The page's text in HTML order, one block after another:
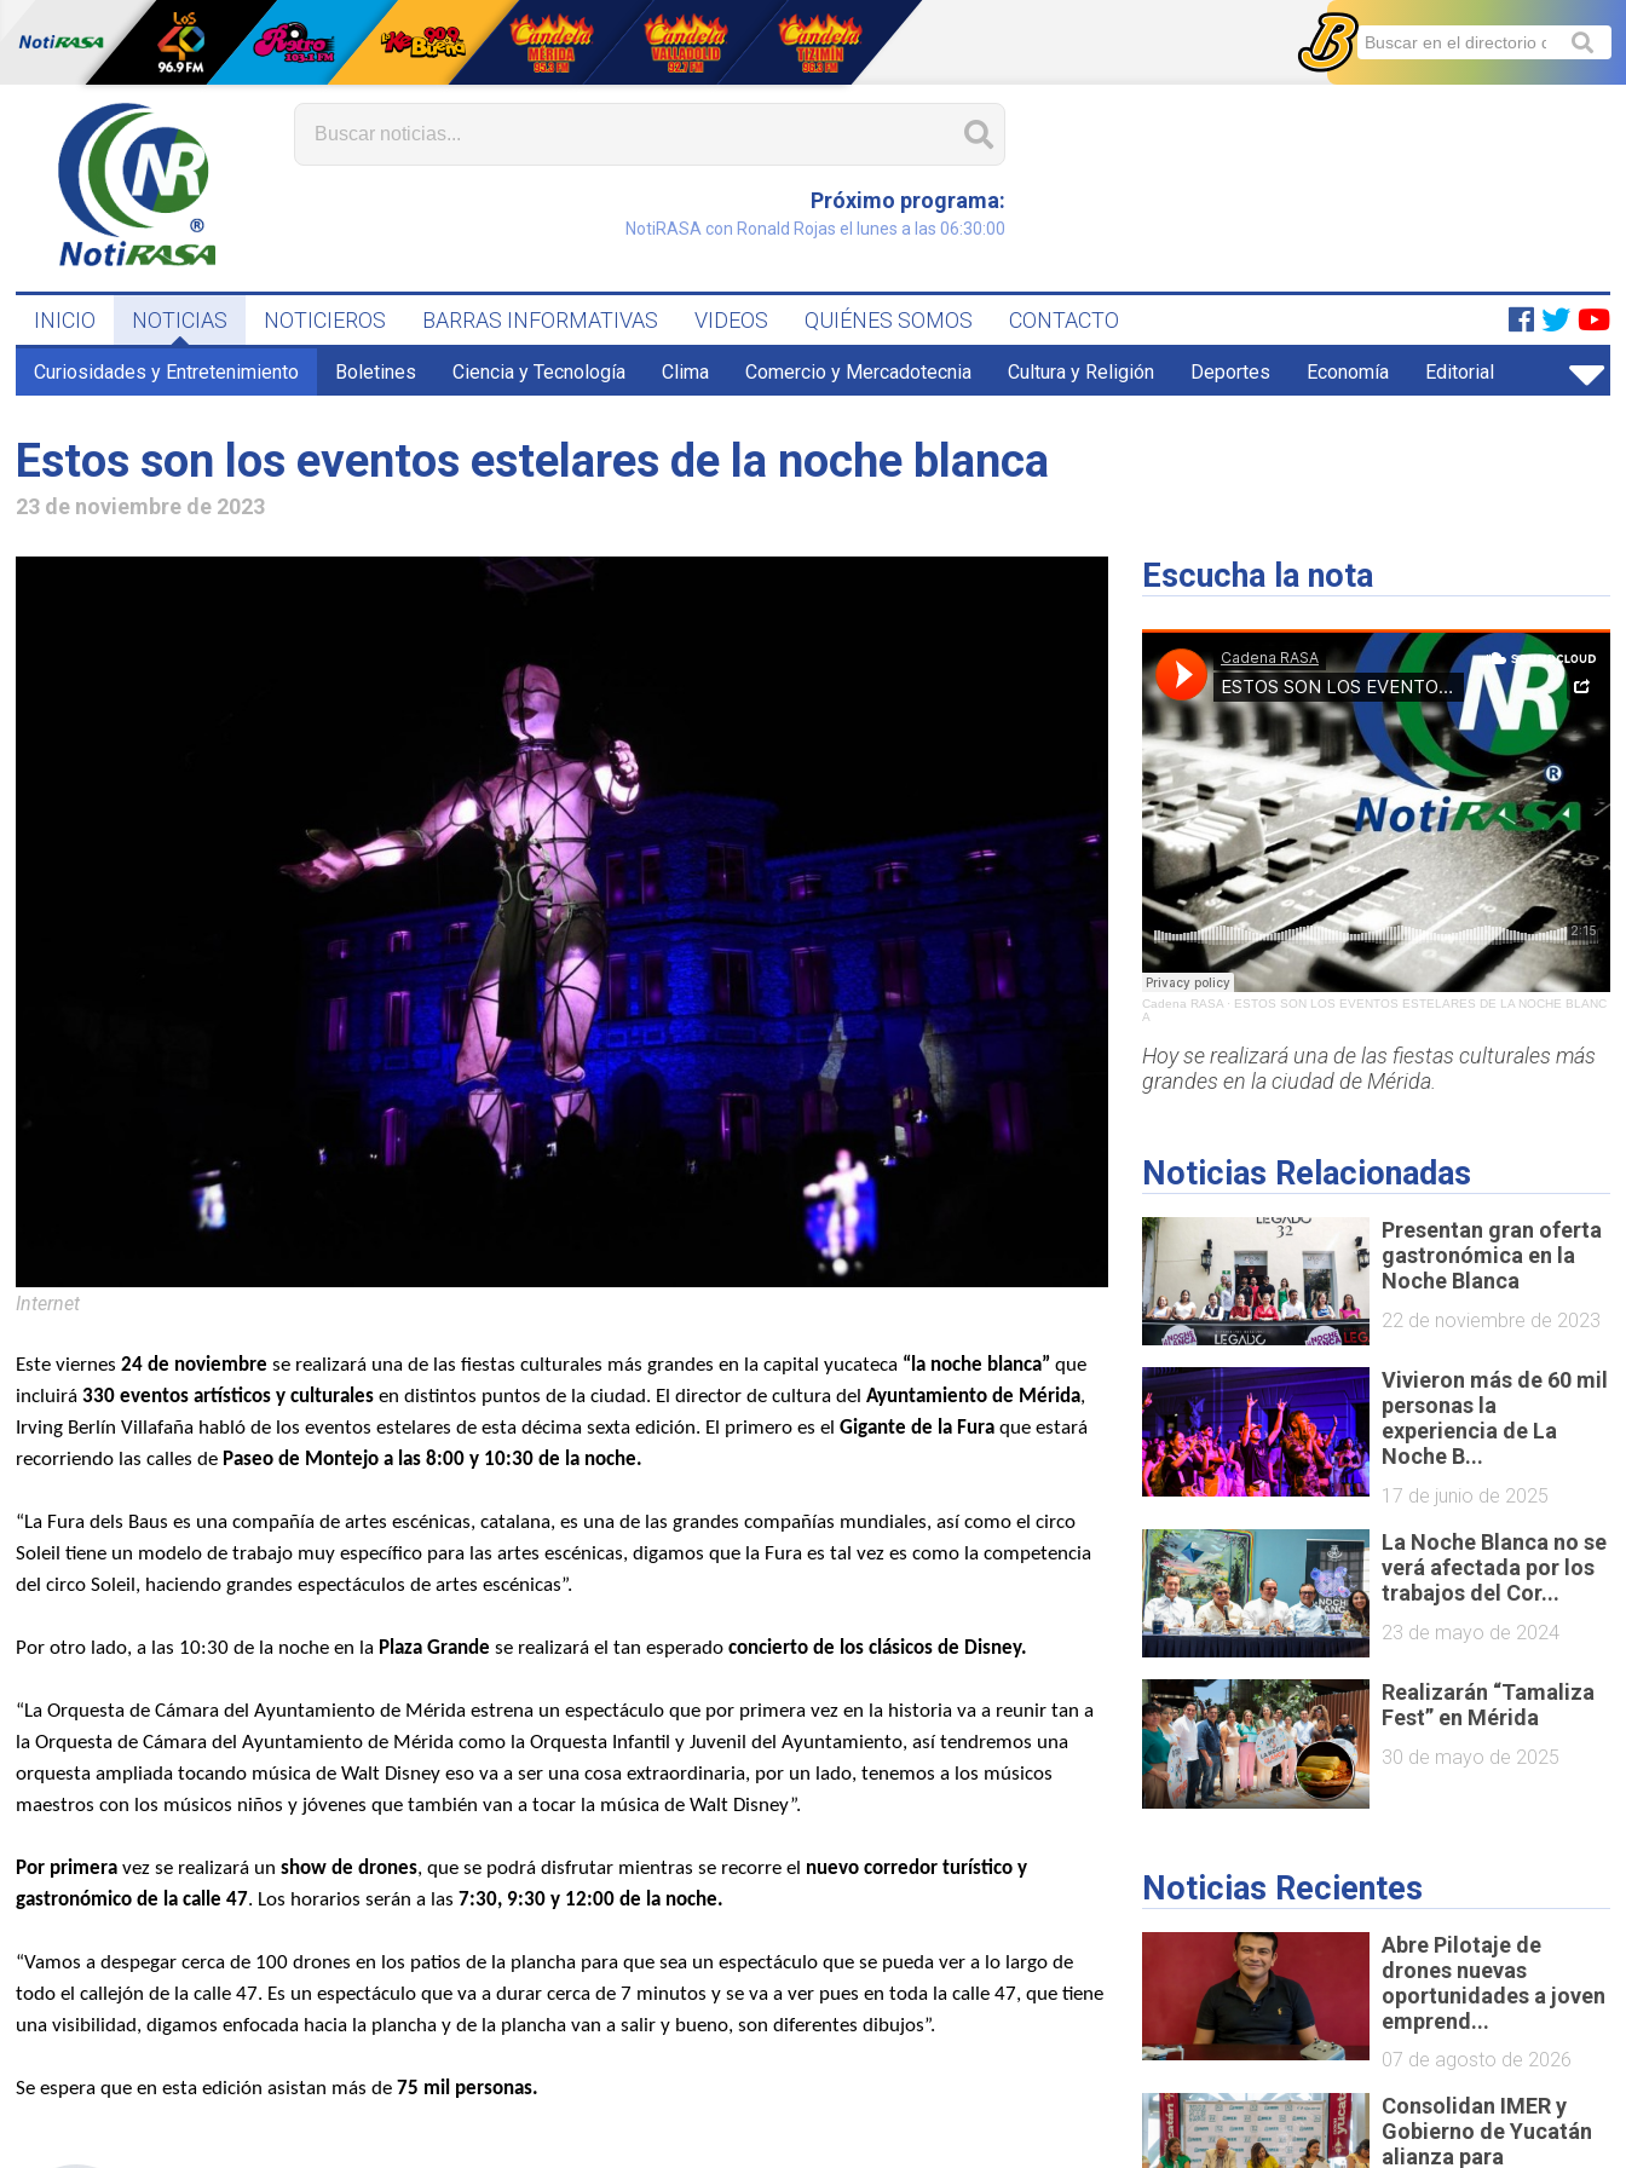
Próximo programa:
NotiRASA con Ronald Rojas el lunes a las 06:30:00
INICIO NOTICIAS NOTICIEROS BARRAS INFORMATIVAS VIDEOS QUIÉNES SOMOS CONTACTO
Curiosidades y Entretenimiento Boletines Ciencia y Tecnología Clima Comercio y Mercadotecnia Cultura y Religión Deportes Economía Editorial
Estos son los eventos estelares de la noche blanca
23 de noviembre de 2023
Internet
Este viernes24 de noviembre se realizará una de las fiestas culturales más grandes en la capital yucateca “la noche blanca” que
incluirá 330 eventos artísticos y culturales en distintos puntos de la ciudad. El director de cultura delAyuntamiento de Mérida,
Irving Berlín Villafaña habló de los eventos estelares de esta décima sexta edición. El primero es elGigante de la Fura que estará
recorriendo las calles de Paseo de Montejo a las 8:00 y 10:30 de la noche.
“La Fura dels Baus es una compañía de artes escénicas, catalana, es una de las grandes compañías mundiales, así como el circo
Soleil tiene un modelo de trabajo muy específico para las artes escénicas, digamos que la Fura es tal vez es como la competencia
del circo Soleil, haciendo grandes espectáculos de artes escénicas”.
Por otro lado, a las 10:30 de la noche en la Plaza Grande se realizará el tan esperadoconcierto de los clásicos de Disney.
“La Orquesta de Cámara del Ayuntamiento de Mérida estrena un espectáculo que por primera vez en la historia va a reunir tan a
la Orquesta de Cámara del Ayuntamiento de Mérida como la Orquesta Infantil y Juvenil del Ayuntamiento, así tendremos una
orquesta ampliada tocando música de Walt Disney eso va a ser una cosa extraordinaria, por un lado, tenemos a los músicos
maestros con los músicos niños y jóvenes que también van a tocar la música de Walt Disney”.
Por primera vez se realizará unshow de drones, que se podrá disfrutar mientras se recorre el nuevo corredor turístico y
gastronómico de la calle 47. Los horarios serán a las 7:30, 9:30 y 12:00 de la noche.
“Vamos a despegar cerca de 100 drones en los patios de la plancha para que sea un espectáculo que se pueda ver a lo largo de
todo el callejón de la calle 47. Es un espectáculo que va a durar cerca de 7 minutos y se va a ver pues en toda la calle 47, que tiene
una visibilidad, digamos enfocada hacia la plancha y de la plancha van a salir y bueno, son diferentes dibujos”.
Se espera que en esta edición asistan más de75 mil personas.
Escucha la nota
Cadena RASA· ESTOS SON LOS EVENTOS ESTELARES DE LA NOCHE BLANC
A
Hoy se realizará una de las fiestas culturales más
grandes en la ciudad de Mérida.
Noticias Relacionadas
Presentan gran oferta
gastronómica en la
Noche Blanca
22 de noviembre de 2023
Vivieron más de 60 mil
personas la
experiencia de La
Noche B...
17 de junio de 2025
La Noche Blanca no se
verá afectada por los
trabajos del Cor...
23 de mayo de 2024
Realizarán “Tamaliza
Fest” en Mérida
30 de mayo de 2025
Noticias Recientes
Abre Pilotaje de
drones nuevas
oportunidades a joven
emprend...
07 de agosto de 2026
Consolidan IMER y
Gobierno de Yucatán
alianza para